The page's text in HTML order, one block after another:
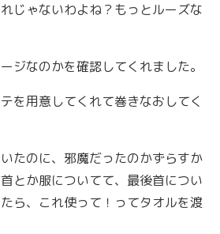
じゃないわよね？もっとルーズな
ジなのかを確認してくれました。
を用意してくれて巻きなおしてく
たのに、邪魔だったのかずらすか
とか服についてて、最後首につい
ら、これ使って！ってタオルを渡